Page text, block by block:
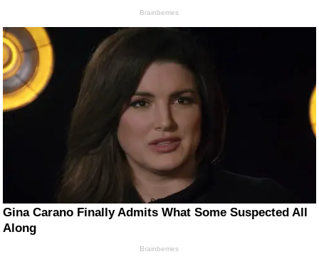
Brainberries
Gina Carano Finally Admits What Some Suspected All
Along
Brainberries